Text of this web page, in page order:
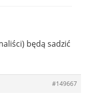
będą sadzić
#149667